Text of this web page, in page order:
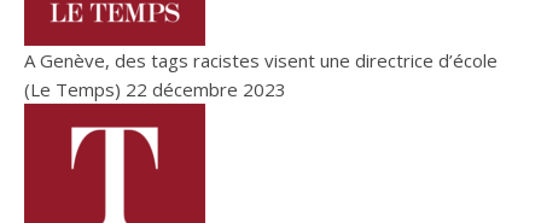
A Genève, des tags racistes visent une directrice d’école
(Le Temps) 22 décembre 2023